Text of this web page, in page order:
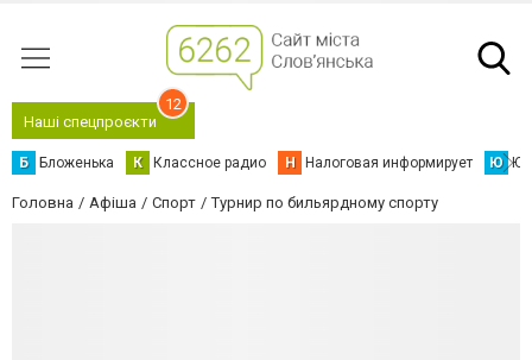
Наші спецпроєкти
12
Б Бложенька К Классное радио Н Налоговая информирует Ю
Головна Афіша Спорт Турнир по бильярдному спорту